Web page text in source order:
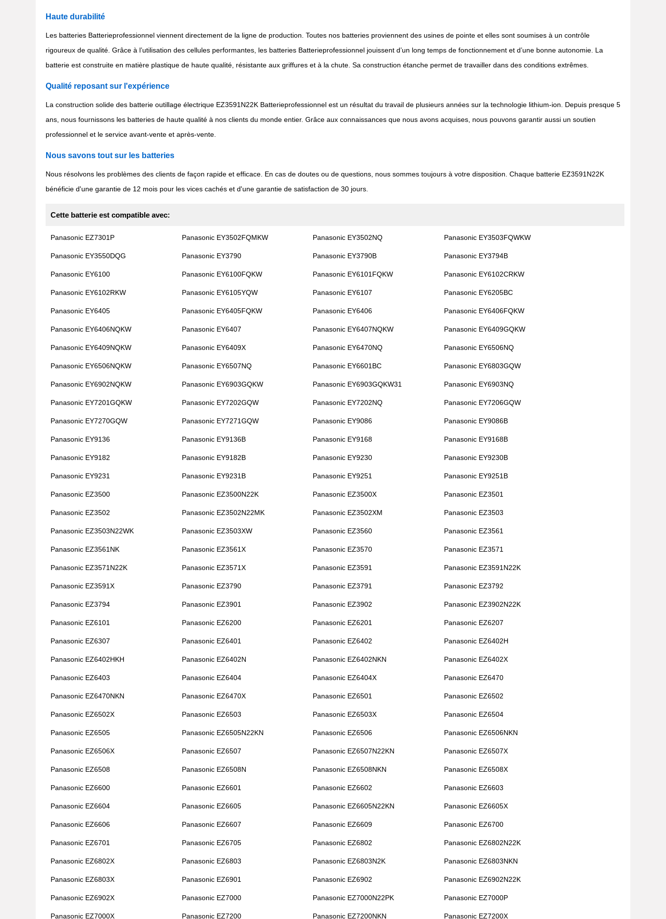
Haute durabilité
Les batteries Batterieprofessionnel viennent directement de la ligne de production. Toutes nos batteries proviennent des usines de pointe et elles sont soumises à un contrôle
rigoureux de qualité. Grâce à l’utilisation des cellules performantes, les batteries Batterieprofessionnel jouissent d’un long temps de fonctionnement et d’une bonne autonomie. La
batterie est construite en matière plastique de haute qualité, résistante aux griffures et à la chute. Sa construction étanche permet de travailler dans des conditions extrêmes.
Qualité reposant sur l'expérience
La construction solide des batterie outillage électrique EZ3591N22K Batterieprofessionnel est un résultat du travail de plusieurs années sur la technologie lithium-ion. Depuis presque 5
ans, nous fournissons les batteries de haute qualité à nos clients du monde entier. Grâce aux connaissances que nous avons acquises, nous pouvons garantir aussi un soutien
professionnel et le service avant-vente et après-vente.
Nous savons tout sur les batteries
Nous résolvons les problèmes des clients de façon rapide et efficace. En cas de doutes ou de questions, nous sommes toujours à votre disposition. Chaque batterie EZ3591N22K
bénéficie d'une garantie de 12 mois pour les vices cachés et d'une garantie de satisfaction de 30 jours.
Cette batterie est compatible avec:
Panasonic EZ7301P Panasonic EY3502FQMKW Panasonic EY3502NQ Panasonic EY3503FQWKW
Panasonic EY3550DQG Panasonic EY3790 Panasonic EY3790B Panasonic EY3794B
Panasonic EY6100 Panasonic EY6100FQKW Panasonic EY6101FQKW Panasonic EY6102CRKW
Panasonic EY6102RKW Panasonic EY6105YQW Panasonic EY6107 Panasonic EY6205BC
Panasonic EY6405 Panasonic EY6405FQKW Panasonic EY6406 Panasonic EY6406FQKW
Panasonic EY6406NQKW Panasonic EY6407 Panasonic EY6407NQKW Panasonic EY6409GQKW
Panasonic EY6409NQKW Panasonic EY6409X Panasonic EY6470NQ Panasonic EY6506NQ
Panasonic EY6506NQKW Panasonic EY6507NQ Panasonic EY6601BC Panasonic EY6803GQW
Panasonic EY6902NQKW Panasonic EY6903GQKW Panasonic EY6903GQKW31 Panasonic EY6903NQ
Panasonic EY7201GQKW Panasonic EY7202GQW Panasonic EY7202NQ Panasonic EY7206GQW
Panasonic EY7270GQW Panasonic EY7271GQW Panasonic EY9086 Panasonic EY9086B
Panasonic EY9136 Panasonic EY9136B Panasonic EY9168 Panasonic EY9168B
Panasonic EY9182 Panasonic EY9182B Panasonic EY9230 Panasonic EY9230B
Panasonic EY9231 Panasonic EY9231B Panasonic EY9251 Panasonic EY9251B
Panasonic EZ3500 Panasonic EZ3500N22K Panasonic EZ3500X Panasonic EZ3501
Panasonic EZ3502 Panasonic EZ3502N22MK Panasonic EZ3502XM Panasonic EZ3503
Panasonic EZ3503N22WK Panasonic EZ3503XW Panasonic EZ3560 Panasonic EZ3561
Panasonic EZ3561NK Panasonic EZ3561X Panasonic EZ3570 Panasonic EZ3571
Panasonic EZ3571N22K Panasonic EZ3571X Panasonic EZ3591 Panasonic EZ3591N22K
Panasonic EZ3591X Panasonic EZ3790 Panasonic EZ3791 Panasonic EZ3792
Panasonic EZ3794 Panasonic EZ3901 Panasonic EZ3902 Panasonic EZ3902N22K
Panasonic EZ6101 Panasonic EZ6200 Panasonic EZ6201 Panasonic EZ6207
Panasonic EZ6307 Panasonic EZ6401 Panasonic EZ6402 Panasonic EZ6402H
Panasonic EZ6402HKH Panasonic EZ6402N Panasonic EZ6402NKN Panasonic EZ6402X
Panasonic EZ6403 Panasonic EZ6404 Panasonic EZ6404X Panasonic EZ6470
Panasonic EZ6470NKN Panasonic EZ6470X Panasonic EZ6501 Panasonic EZ6502
Panasonic EZ6502X Panasonic EZ6503 Panasonic EZ6503X Panasonic EZ6504
Panasonic EZ6505 Panasonic EZ6505N22KN Panasonic EZ6506 Panasonic EZ6506NKN
Panasonic EZ6506X Panasonic EZ6507 Panasonic EZ6507N22KN Panasonic EZ6507X
Panasonic EZ6508 Panasonic EZ6508N Panasonic EZ6508NKN Panasonic EZ6508X
Panasonic EZ6600 Panasonic EZ6601 Panasonic EZ6602 Panasonic EZ6603
Panasonic EZ6604 Panasonic EZ6605 Panasonic EZ6605N22KN Panasonic EZ6605X
Panasonic EZ6606 Panasonic EZ6607 Panasonic EZ6609 Panasonic EZ6700
Panasonic EZ6701 Panasonic EZ6705 Panasonic EZ6802 Panasonic EZ6802N22K
Panasonic EZ6802X Panasonic EZ6803 Panasonic EZ6803N2K Panasonic EZ6803NKN
Panasonic EZ6803X Panasonic EZ6901 Panasonic EZ6902 Panasonic EZ6902N22K
Panasonic EZ6902X Panasonic EZ7000 Panasonic EZ7000N22PK Panasonic EZ7000P
Panasonic EZ7000X Panasonic EZ7200 Panasonic EZ7200NKN Panasonic EZ7200X